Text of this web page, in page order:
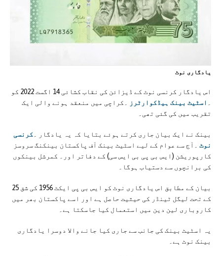
یادگاری نوٹ
اس یادگار کرنسی نوٹ کے ڈیزائن کی نقاب کشائی 14 اگست 2022 کو
۔ اسٹیٹ بینک ہیڈکوارٹرز ۔کراچی میں منعقد ہونے والی ایک
تقریب میں کی گئی تھی۔
بینک نے ایک بیان جاری کرتے ہوئے بتایا کہ یہ یادگار ۔کرنسی
نوٹ ۔آج سے عوام کے لیے اسٹیٹ بینک آف پاکستان بینکنگ سروسز
کارپوریشن (ایس بی پی بی ایس سی) کے دفاتر اور۔ کمرشل بینکوں
کی برانچوں سے دستیاب ہوگا۔
بیان کے مطابق اس یادگاری نوٹ کو ایس بی پی ایکٹ 1956 کی شق 25
کے تحت لیگل ٹینڈر کی حیثیت حاصل ہے اور اسے پاکستان بھر میں
کاروباری لین دین میں استعمال کیا جاسکتا ہے۔
یہ اسٹیٹ بینک کی جانب سے جاری کیا جانے والا دوسرا یادگاری
بینک نوٹ ہے۔